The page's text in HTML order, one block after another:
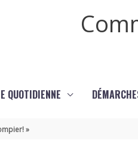
QUOTIDIENNE
»